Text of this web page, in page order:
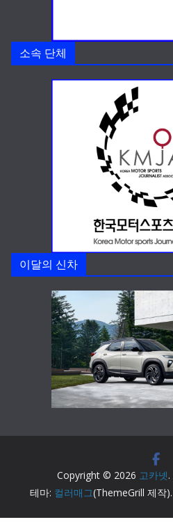
소속 단체
이달의 신차
Copyright © 2026 고카넷
테마: 컬러매그(ThemeGrill 제작